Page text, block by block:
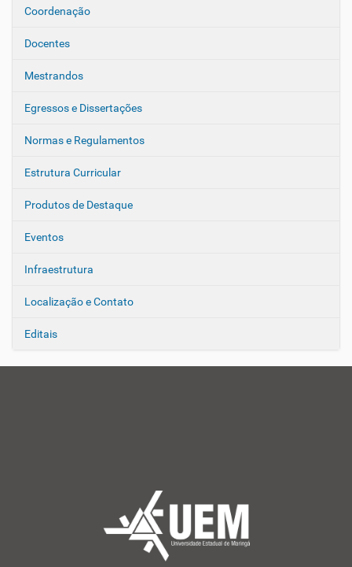
Coordenação
Docentes
Mestrandos
Egressos e Dissertações
Normas e Regulamentos
Estrutura Curricular
Produtos de Destaque
Eventos
Infraestrutura
Localização e Contato
Editais